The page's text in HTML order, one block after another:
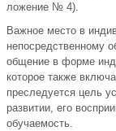
ложение № 4).
Важное место в
непосредственному
общение в форме
которое также
преследуется цель
развитии, его
обучаемость.